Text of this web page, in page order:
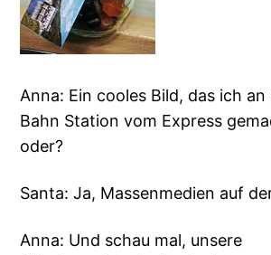
Anna: Ein cooles Bild, das ich an
Bahn Station vom Express
oder?
Santa: Ja, Massenmedien auf
Anna: Und schau mal, unsere